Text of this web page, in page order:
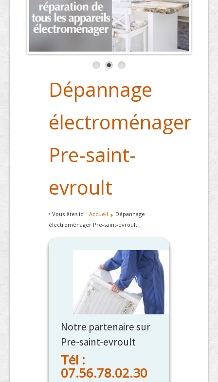
Dépannage
électroménager
Pre-saint-
evroult
• Vous êtes ici : Accueil
Dépannage
électroménager Pre-saint-evroult
Notre partenaire sur
Pre-saint-evroult
Tél :
07.56.78.02.30